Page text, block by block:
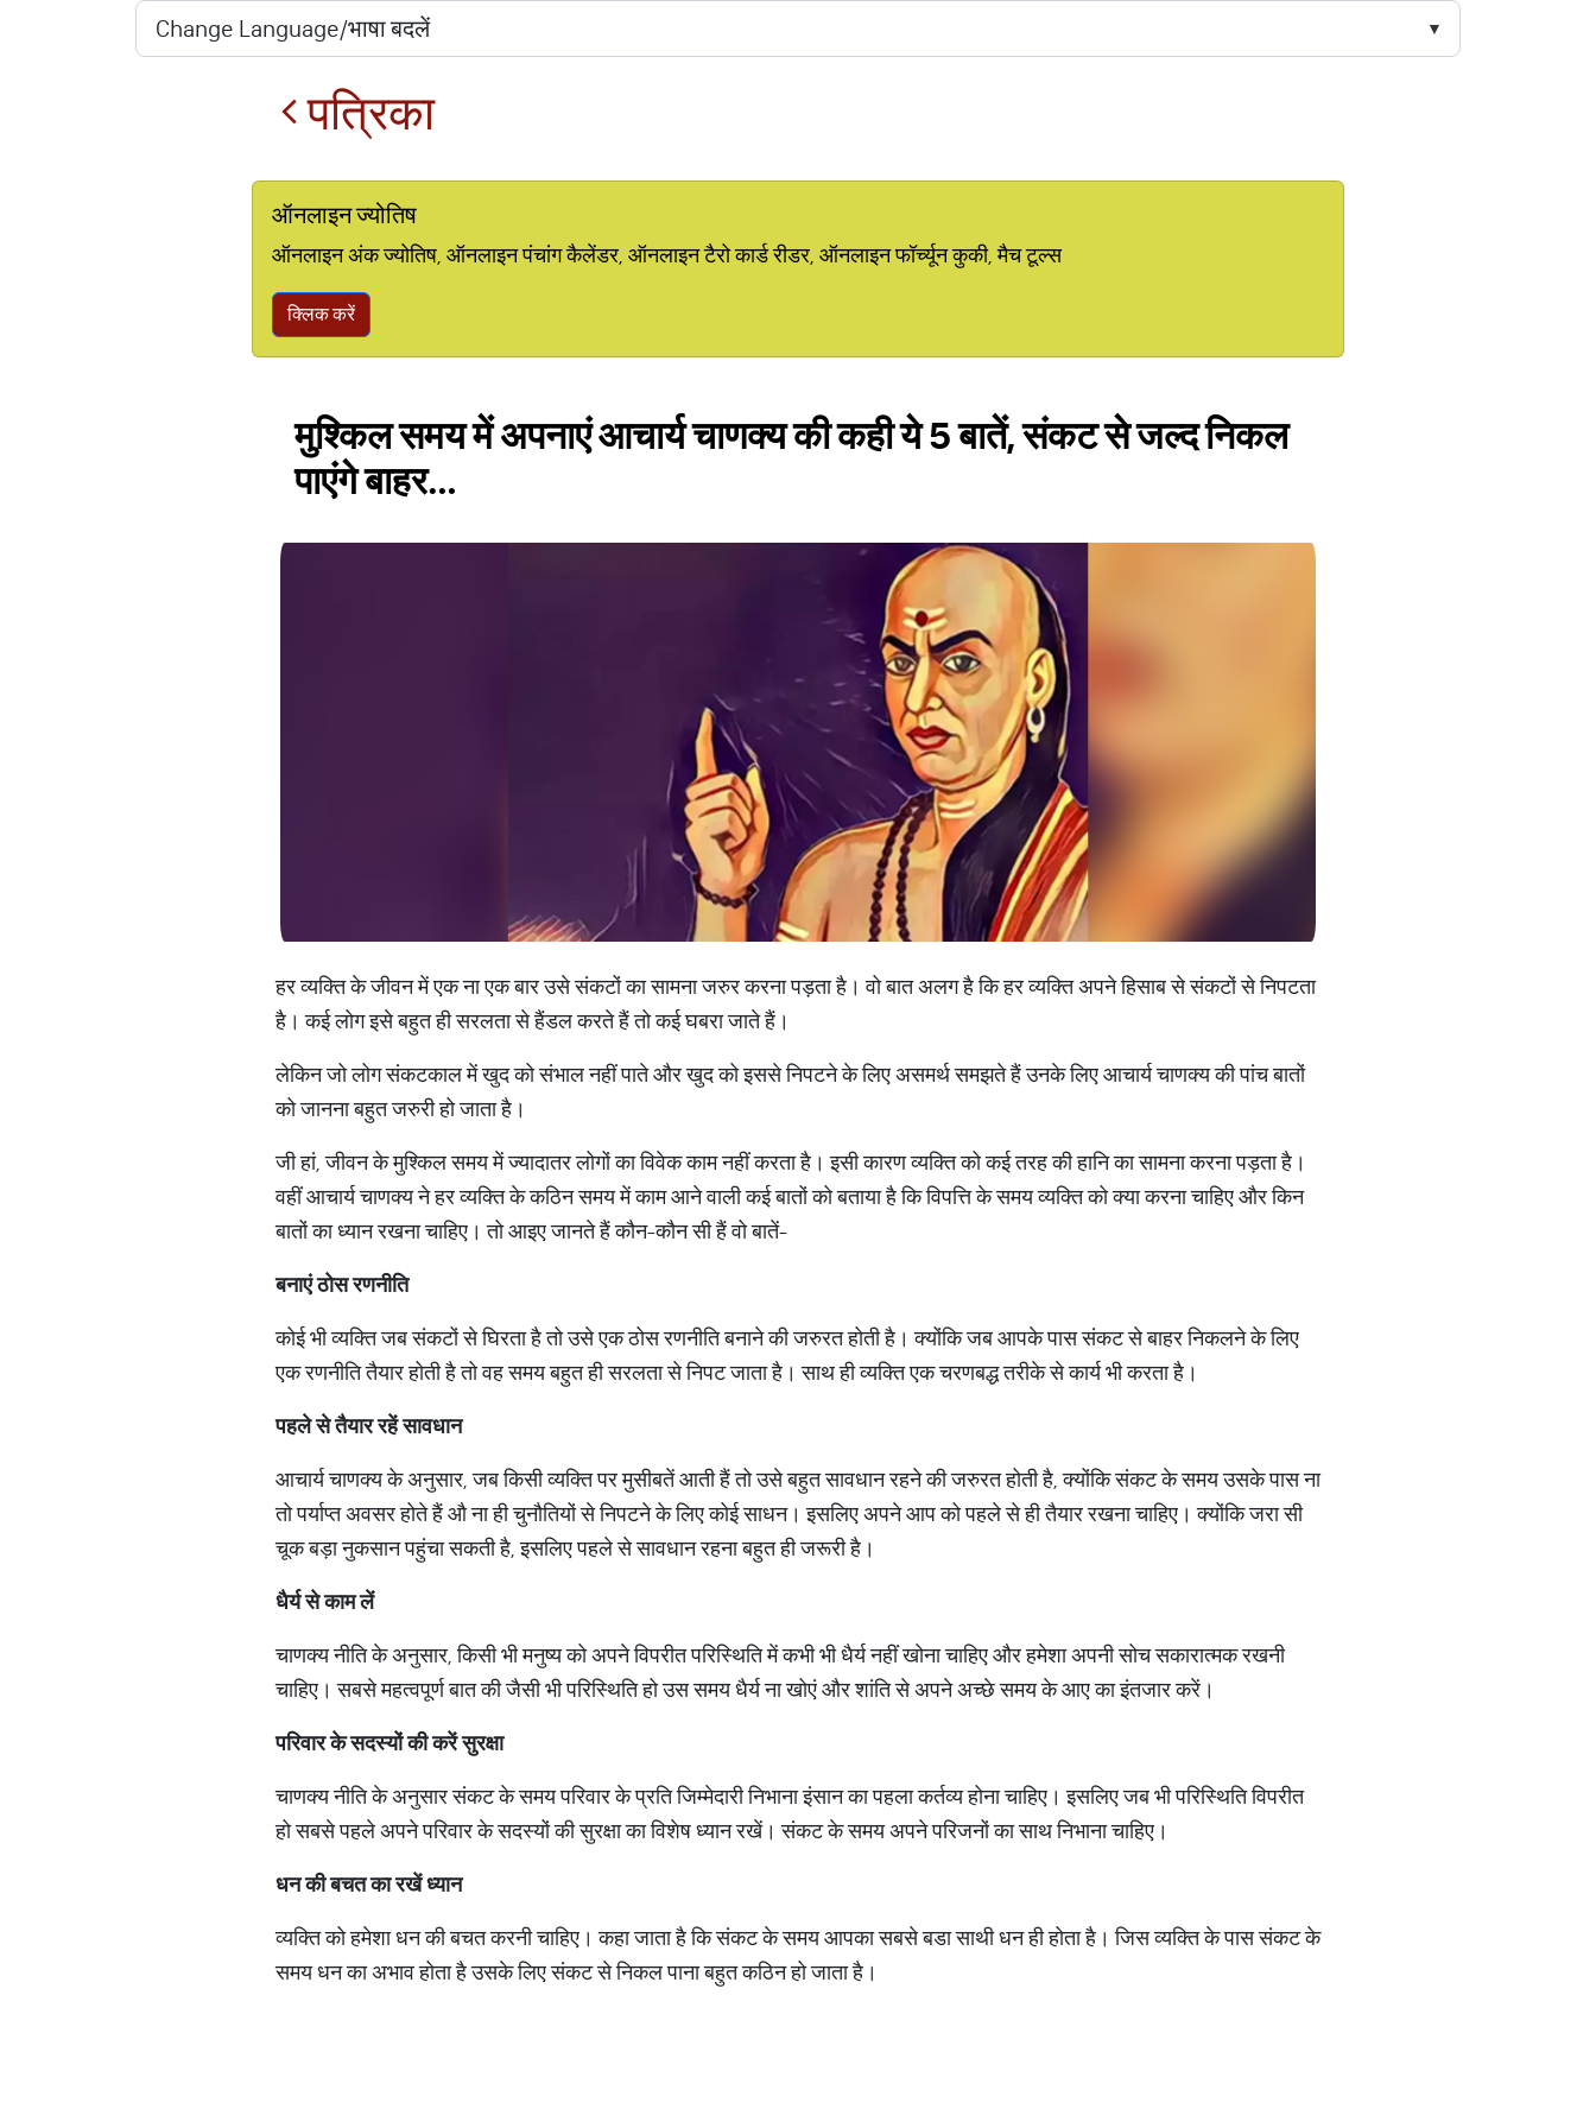
पत्रिका
ऑनलाइन ज्योतिष
ऑनलाइन अंक ज्योतिष, ऑनलाइन पंचांग कैलेंडर, ऑनलाइन टैरो कार्ड रीडर, ऑनलाइन फॉर्च्यून कुकी, मैच टूल्स
क्लिक करें
मुश्किल समय में अपनाएं आचार्य चाणक्य की कही ये 5 बातें, संकट से जल्द निकल
पाएंगे बाहर…
हर व्यक्ति के जीवन में एक ना एक बार उसे संकटों का सामना जरुर करना पड़ता है। वो बात अलग है कि हर व्यक्ति अपने हिसाब से संकटों से निपटता
है। कई लोग इसे बहुत ही सरलता से हैंडल करते हैं तो कई घबरा जाते हैं।
लेकिन जो लोग संकटकाल में खुद को संभाल नहीं पाते और खुद को इससे निपटने के लिए असमर्थ समझते हैं उनके लिए आचार्य चाणक्य की पांच बातों
को जानना बहुत जरुरी हो जाता है।
जी हां, जीवन के मुश्किल समय में ज्यादातर लोगों का विवेक काम नहीं करता है। इसी कारण व्यक्ति को कई तरह की हानि का सामना करना पड़ता है।
वहीं आचार्य चाणक्य ने हर व्यक्ति के कठिन समय में काम आने वाली कई बातों को बताया है कि विपत्ति के समय व्यक्ति को क्या करना चाहिए और किन
बातों का ध्यान रखना चाहिए। तो आइए जानते हैं कौन-कौन सी हैं वो बातें-
बनाएंठोसरणनीति
कोई भी व्यक्ति जब संकटों से घिरता है तो उसे एक ठोस रणनीति बनाने की जरुरत होती है। क्योंकि जब आपके पास संकट से बाहर निकलने के लिए
एक रणनीति तैयार होती है तो वह समय बहुत ही सरलता से निपट जाता है। साथ ही व्यक्ति एक चरणबद्ध तरीके से कार्य भी करता है।
पहलेसेतैयाररहेंसावधान
आचार्य चाणक्य के अनुसार, जब किसी व्यक्ति पर मुसीबतें आती हैं तो उसे बहुत सावधान रहने की जरुरत होती है, क्योंकि संकट के समय उसके पास ना
तो पर्याप्त अवसर होते हैं औ ना ही चुनौतियों से निपटने के लिए कोई साधन। इसलिए अपने आप को पहले से ही तैयार रखना चाहिए। क्योंकि जरा सी
चूक बड़ा नुकसान पहुंचा सकती है, इसलिए पहले से सावधान रहना बहुत ही जरूरी है।
धैर्यसेकामलें
चाणक्य नीति के अनुसार, किसी भी मनुष्य को अपने विपरीत परिस्थिति में कभी भी धैर्य नहीं खोना चाहिए और हमेशा अपनी सोच सकारात्मक रखनी
चाहिए। सबसे महत्वपूर्ण बात की जैसी भी परिस्थिति हो उस समय धैर्य ना खोएं और शांति से अपने अच्छे समय के आए का इंतजार करें।
परिवारकेसदस्योंकीकरेंसुरक्षा
चाणक्य नीति के अनुसार संकट के समय परिवार के प्रति जिम्मेदारी निभाना इंसान का पहला कर्तव्य होना चाहिए। इसलिए जब भी परिस्थिति विपरीत
हो सबसे पहले अपने परिवार के सदस्यों की सुरक्षा का विशेष ध्यान रखें। संकट के समय अपने परिजनों का साथ निभाना चाहिए।
धनकीबचतकारखेंध्यान
व्यक्ति को हमेशा धन की बचत करनी चाहिए। कहा जाता है कि संकट के समय आपका सबसे बडा साथी धन ही होता है। जिस व्यक्ति के पास संकट के
समय धन का अभाव होता है उसके लिए संकट से निकल पाना बहुत कठिन हो जाता है।